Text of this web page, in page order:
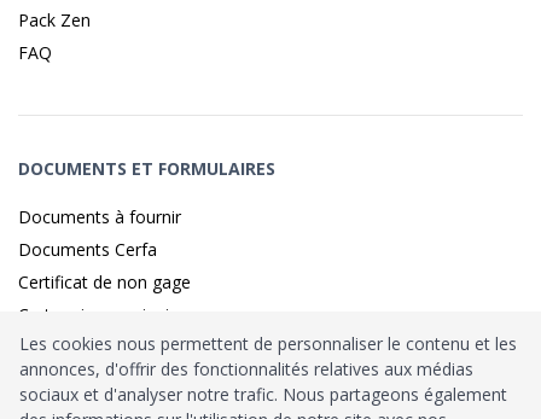
Pack Zen
FAQ
DOCUMENTS ET FORMULAIRES
Documents à fournir
Documents Cerfa
Certificat de non gage
Carte grise provisoire
Identité sécurisé parFranceConnect
Les cookies nous permettent de personnaliser le contenu et les
annonces, d'offrir des fonctionnalités relatives aux médias
sociaux et d'analyser notre trafic. Nous partageons également